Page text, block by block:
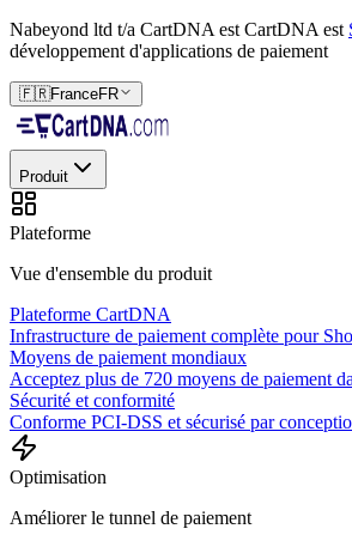
Nabeyond ltd t/a CartDNA est CartDNA est
développement d'applications de paiement
🇫🇷FranceFR
Produit
Plateforme
Vue d'ensemble du produit
Plateforme CartDNA
Infrastructure de paiement complète pour
Moyens de paiement mondiaux
Acceptez plus de 720 moyens de paiement
Sécurité et conformité
Conforme PCI-DSS et sécurisé par
Optimisation
Améliorer le tunnel de paiement